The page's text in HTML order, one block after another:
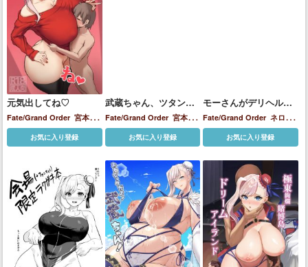
元気出してね♡
Fate/Grand Order 宮本武
蔵
お気に入り登録
武蔵ちゃん、ツタン君
をつまみ食い
Fate/Grand Order 宮本武
蔵
お気に入り登録
モーさんがデリヘルで
働いてたらめっちゃえ
っち
Fate/Grand Order ネロ・
クラウディウスモードレッ
宮本武蔵清少納言
お気に入り登録